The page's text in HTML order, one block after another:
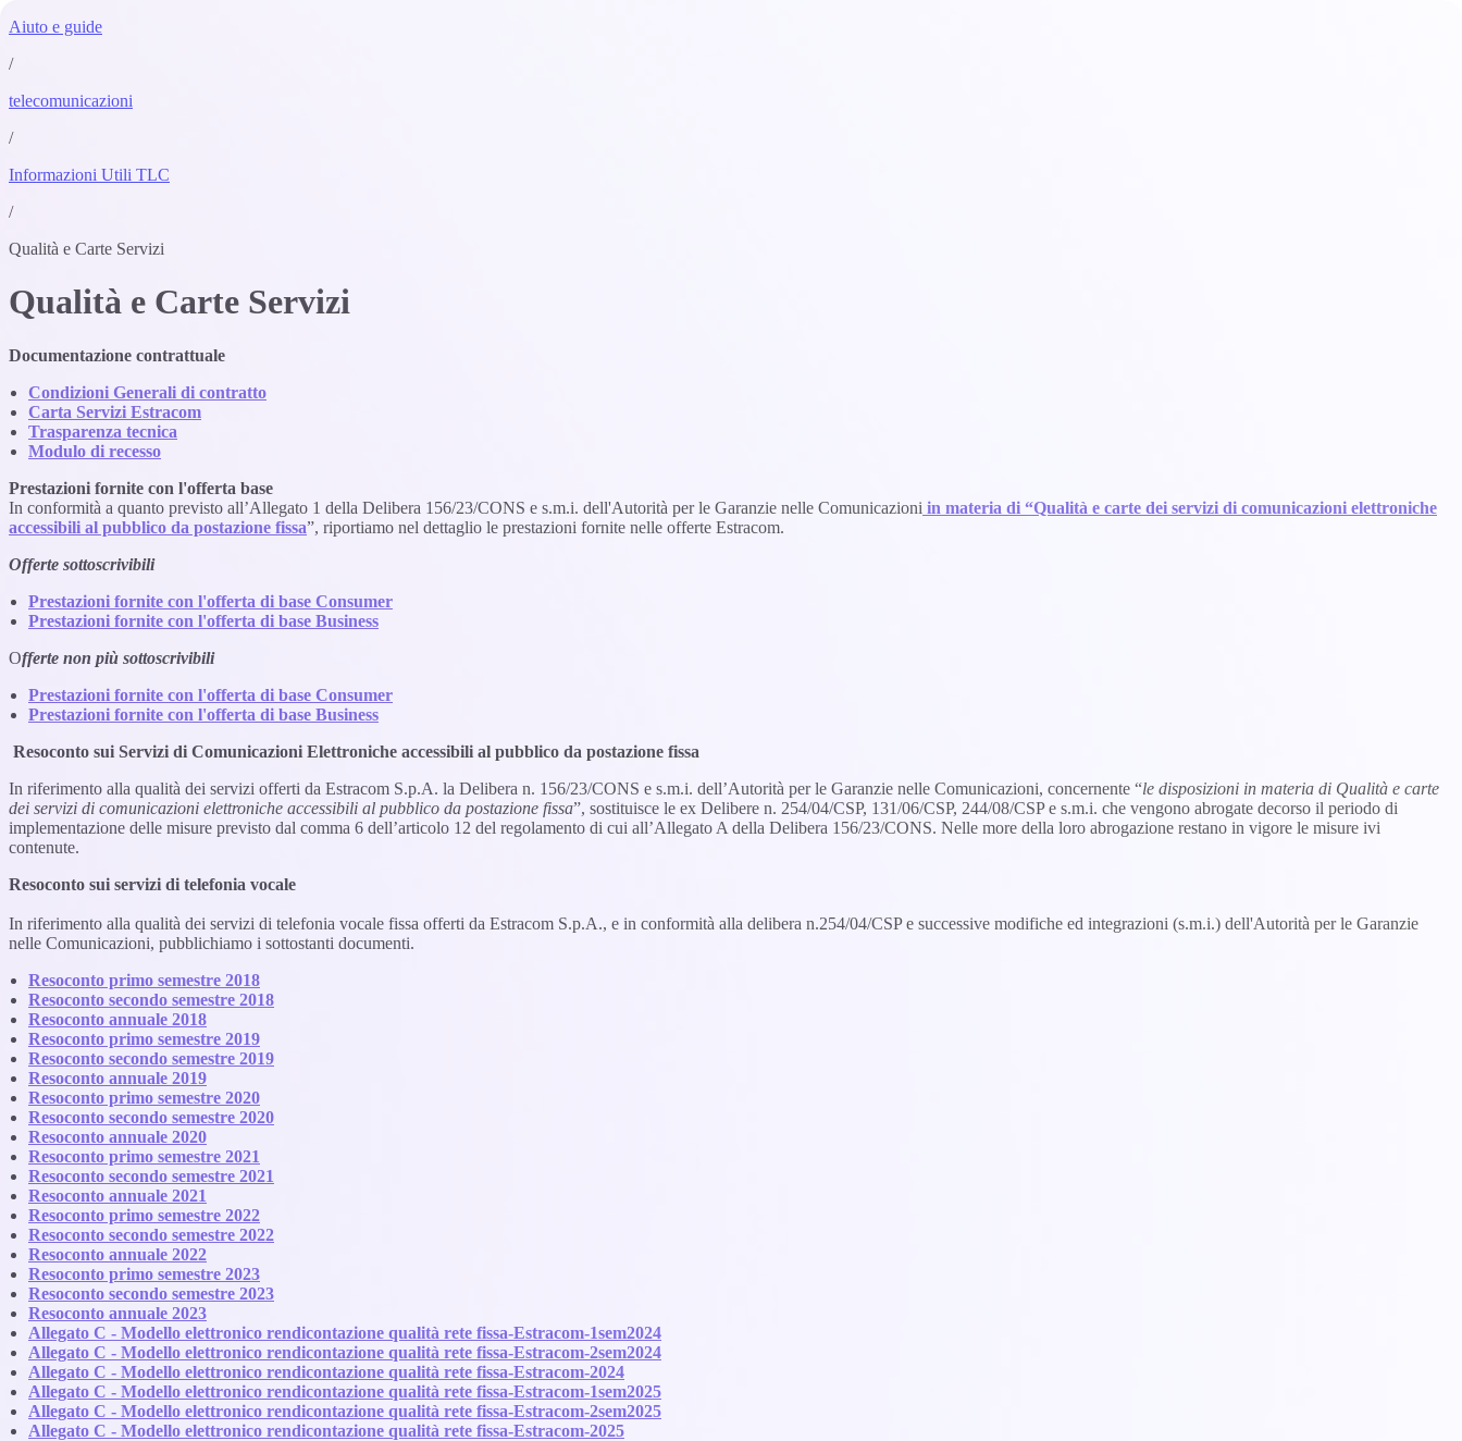
Aiuto e guide
/
telecomunicazioni
/
Informazioni Utili TLC
/
Qualità e Carte Servizi
Qualità e Carte Servizi
Documentazione contrattuale
Condizioni Generali di contratto
Carta Servizi Estracom
Trasparenza tecnica
Modulo di recesso
Prestazioni fornite con l'offerta base
In conformità a quanto previsto all’Allegato 1 della Delibera 156/23/CONS e s.m.i. dell'Autorità per le Garanzie nelle Comunicazioni in materia di “Qualità e carte dei servizi di comunicazioni elettroniche
accessibili al pubblico da postazione fissa”, riportiamo nel dettaglio le prestazioni fornite nelle offerte Estracom.
Offerte sottoscrivibili
Prestazioni fornite con l'offerta di base Consumer
Prestazioni fornite con l'offerta di base Business
Offerte non più sottoscrivibili
Prestazioni fornite con l'offerta di base Consumer
Prestazioni fornite con l'offerta di base Business
Resoconto sui Servizi di Comunicazioni Elettroniche accessibili al pubblico da postazione fissa
In riferimento alla qualità dei servizi offerti da Estracom S.p.A. la Delibera n. 156/23/CONS e s.m.i. dell’Autorità per le Garanzie nelle Comunicazioni, concernente “le disposizioni in materia di Qualità e carte
dei servizi di comunicazioni elettroniche accessibili al pubblico da postazione fissa”, sostituisce le ex Delibere n. 254/04/CSP, 131/06/CSP, 244/08/CSP e s.m.i. che vengono abrogate decorso il periodo di
implementazione delle misure previsto dal comma 6 dell’articolo 12 del regolamento di cui all’Allegato A della Delibera 156/23/CONS. Nelle more della loro abrogazione restano in vigore le misure ivi
contenute.
Resoconto sui servizi di telefonia vocale
In riferimento alla qualità dei servizi di telefonia vocale fissa offerti da Estracom S.p.A., e in conformità alla delibera n.254/04/CSP e successive modifiche ed integrazioni (s.m.i.) dell'Autorità per le Garanzie
nelle Comunicazioni, pubblichiamo i sottostanti documenti.
Resoconto primo semestre 2018
Resoconto secondo semestre 2018
Resoconto annuale 2018
Resoconto primo semestre 2019
Resoconto secondo semestre 2019
Resoconto annuale 2019
Resoconto primo semestre 2020
Resoconto secondo semestre 2020
Resoconto annuale 2020
Resoconto primo semestre 2021
Resoconto secondo semestre 2021
Resoconto annuale 2021
Resoconto primo semestre 2022
Resoconto secondo semestre 2022
Resoconto annuale 2022
Resoconto primo semestre 2023
Resoconto secondo semestre 2023
Resoconto annuale 2023
Allegato C - Modello elettronico rendicontazione qualità rete fissa-Estracom-1sem2024
Allegato C - Modello elettronico rendicontazione qualità rete fissa-Estracom-2sem2024
Allegato C - Modello elettronico rendicontazione qualità rete fissa-Estracom-2024
Allegato C - Modello elettronico rendicontazione qualità rete fissa-Estracom-1sem2025
Allegato C - Modello elettronico rendicontazione qualità rete fissa-Estracom-2sem2025
Allegato C - Modello elettronico rendicontazione qualità rete fissa-Estracom-2025